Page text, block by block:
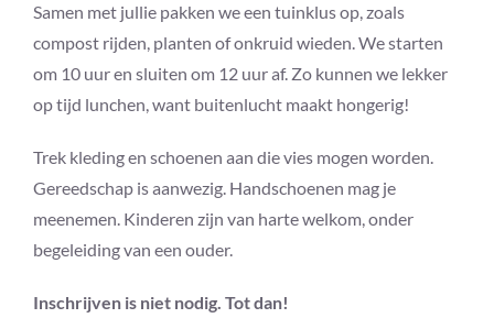
Samen met jullie pakken we een tuinklus op, zoals
compost rijden, planten of onkruid wieden. We starten
om 10 uur en sluiten om 12 uur af. Zo kunnen we lekker
op tijd lunchen, want buitenlucht maakt hongerig!
Trek kleding en schoenen aan die vies mogen worden.
Gereedschap is aanwezig. Handschoenen mag je
meenemen. Kinderen zijn van harte welkom, onder
begeleiding van een ouder.
Inschrijven is niet nodig. Tot dan!